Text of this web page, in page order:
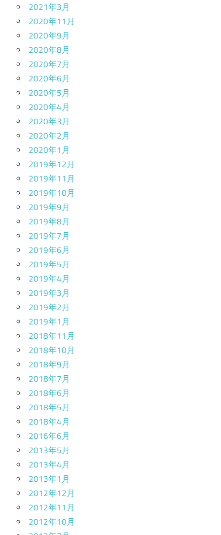
2021年3月
2020年11月
2020年9月
2020年8月
2020年7月
2020年6月
2020年5月
2020年4月
2020年3月
2020年2月
2020年1月
2019年12月
2019年11月
2019年10月
2019年9月
2019年8月
2019年7月
2019年6月
2019年5月
2019年4月
2019年3月
2019年2月
2019年1月
2018年11月
2018年10月
2018年9月
2018年7月
2018年6月
2018年5月
2018年4月
2016年6月
2013年5月
2013年4月
2013年1月
2012年12月
2012年11月
2012年10月